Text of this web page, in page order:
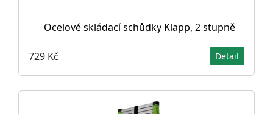
Ocelové skládací schůdky Klapp, 2 stupně
729 Kč Detail